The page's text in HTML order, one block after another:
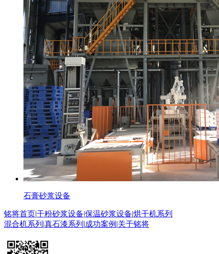
石膏砂浆设备
铭将首页|干粉砂浆设备|保温砂浆设备|烘干机系列
混合机系列 |真石漆系列 |成功案例 |关于铭将